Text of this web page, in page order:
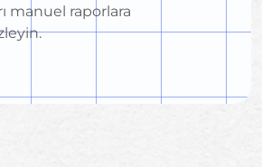
manuel raporlara